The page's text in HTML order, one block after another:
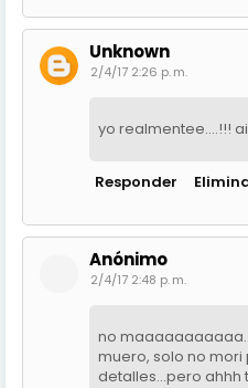
Unknown
2/4/17 2:26 p. m.
yo realmentee....!!!
Responder
Anónimo
2/4/17 2:48 p. m.
no
muero, solo no
detalles...pero ahhh